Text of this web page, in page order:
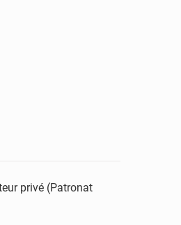
privé (Patronat